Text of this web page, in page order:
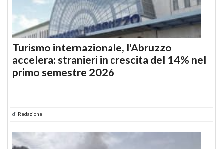
Turismo internazionale, l'Abruzzo
accelera: stranieri in crescita del 14% nel
primo semestre 2026
di Redazione